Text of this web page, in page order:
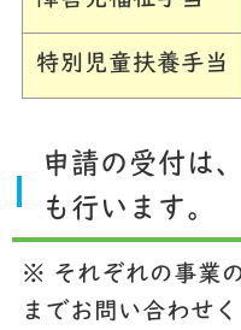
特別児童扶養手当
申請の受付は
も行います。
※ それぞれの事業
までお問い合わせく